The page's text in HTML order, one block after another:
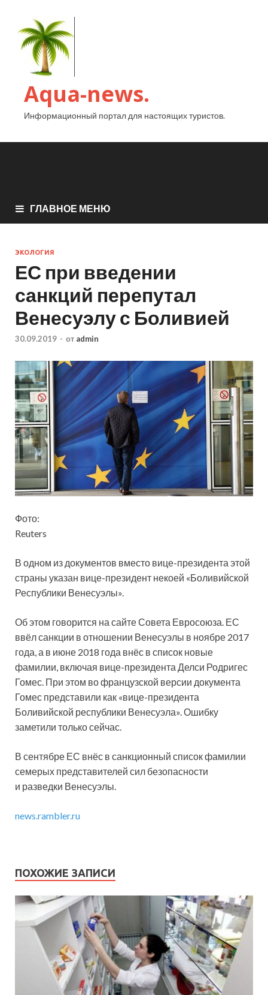
Aqua-news.
Информационный портал для настоящих туристов.
ГЛАВНОЕ МЕНЮ
ЭКОЛОГИЯ
ЕС при введении
санкций перепутал
Венесуэлу с Боливией
30.09.2019 - от admin
Фото:
Reuters
В одном из документов вместо вице-президента этой
страны указан вице-президент некоей «Боливийской
Республики Венесуэлы».
Об этом говорится на сайте Совета Евросоюза. ЕС
ввёл санкции в отношении Венесуэлы в ноябре 2017
года, а в июне 2018 года внёс в список новые
фамилии, включая вице-президента Делси Родригес
Гомес. При этом во французской версии документа
Гомес представили как «вице-президента
Боливийской республики Венесуэла». Ошибку
заметили только сейчас.
В сентябре ЕС внёс в санкционный список фамилии
семерых представителей сил безопасности
и разведки Венесуэлы.
news.rambler.ru
ПОХОЖИЕ ЗАПИСИ